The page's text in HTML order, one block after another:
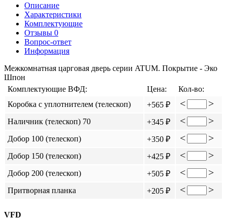
Описание
Характеристики
Комплектующие
Отзывы 0
Вопрос-ответ
Информация
Межкомнатная царговая дверь серии ATUM. Покрытие - Эко
Шпон
Комплектующие ВФД:
Цена:
Кол-во:
Коробка с уплотнителем (телескоп)
+565 ₽ < >
Наличник (телескоп) 70 +345 ₽ < >
Добор 100 (телескоп) +350 ₽ < >
Добор 150 (телескоп) +425 ₽ < >
Добор 200 (телескоп) +505 ₽ < >
Притворная планка +205 ₽ < >
VFD